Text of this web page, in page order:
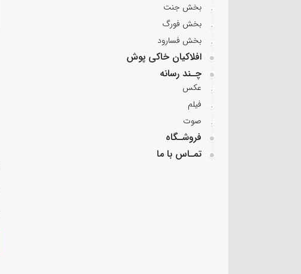
بخش جنت
بخش فورگ
بخش فسارود
افلاکیان خاکی پوش
چـند رسانه
عکس
فیلم
صوت
فروشـگاه
تمـاس با ما